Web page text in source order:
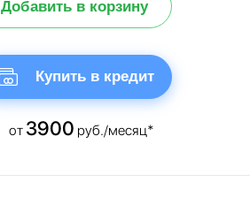
Добавить в корзину
Купить в кредит
от 3900 руб./месяц*